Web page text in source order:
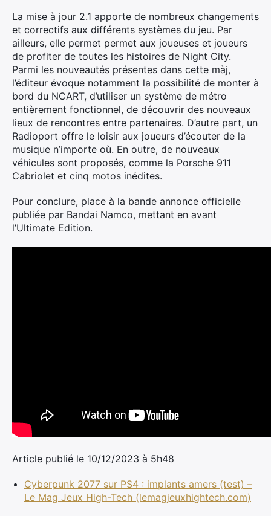
La mise à jour 2.1 apporte de nombreux changements
et correctifs aux différents systèmes du jeu. Par
ailleurs, elle permet permet aux joueuses et joueurs
de profiter de toutes les histoires de Night City.
Parmi les nouveautés présentes dans cette màj,
l’éditeur évoque notamment la possibilité de monter à
bord du NCART, d’utiliser un système de métro
entièrement fonctionnel, de découvrir des nouveaux
lieux de rencontres entre partenaires. D’autre part, un
Radioport offre le loisir aux joueurs d’écouter de la
musique n’importe où. En outre, de nouveaux
véhicules sont proposés, comme la Porsche 911
Cabriolet et cinq motos inédites.
Pour conclure, place à la bande annonce officielle
publiée par Bandai Namco, mettant en avant
l’Ultimate Edition.
Article publié le 10/12/2023 à 5h48
Cyberpunk 2077 sur PS4 : implants amers (test) –
Le Mag Jeux High-Tech (lemagjeuxhightech.com)